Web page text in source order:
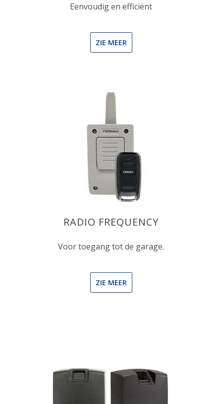
Eenvoudig en efficiënt
ZIE MEER
RADIO FREQUENCY
Voor toegang tot de garage.
ZIE MEER